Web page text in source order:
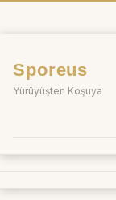
Sporeus
Yürüyüşten Koşuya